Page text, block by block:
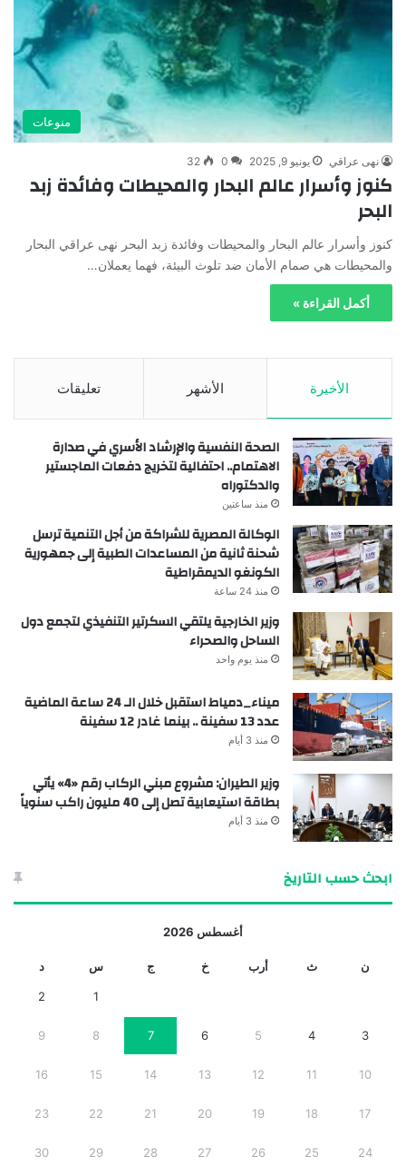
منوعات
نهى عراقي يونيو 9, 2025 0
32
كنوز وأسرار عالم البحار والمحيطات وفائدة زبد
البحر
كنوز وأسرار عالم البحار والمحيطات وفائدة زبد البحر نهى عراقي البحار
والمحيطات هي صمام الأمان ضد تلوث البيئة، فهما يعملان…
أكمل القراءة »
الأخيرة الأشهر تعليقات
الصحة النفسية والإرشاد الأسري في صدارة
الاهتمام.. احتفالية لتخريج دفعات الماجستير
والدكتوراه
منذ ساعتين
الوكالة المصرية للشراكة من أجل التنمية ترسل
شحنة ثانية من المساعدات الطبية إلى جمهورية
الكونغو الديمقراطية
منذ 24 ساعة
وزير الخارجية يلتقي السكرتير التنفيذي لتجمع دول
الساحل والصحراء
منذ يوم واحد
ميناء_دمياط استقبل خلال الـ 24 ساعة الماضية
عدد 13 سفينة .. بينما غادر 12 سفينة
منذ 3 أيام
وزير الطيران: مشروع مبني الركاب رقم «4» يأتي
بطاقة استيعابية تصل إلى 40 مليون راكب سنوياً
منذ 3 أيام
ابحث حسب التاريخ
أغسطس 2026
ن ث أرب خ ج س د
1
2
3
4
5
6
7
8
9
10
11
12
13
14
15
16
17
18
19
20
21
22
23
24
25
26
27
28
29
30